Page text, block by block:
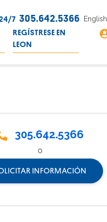
7 305.642.5366 English
REGÍSTRESE EN
LEON
305.642.5366
o
INFORMACIÓN